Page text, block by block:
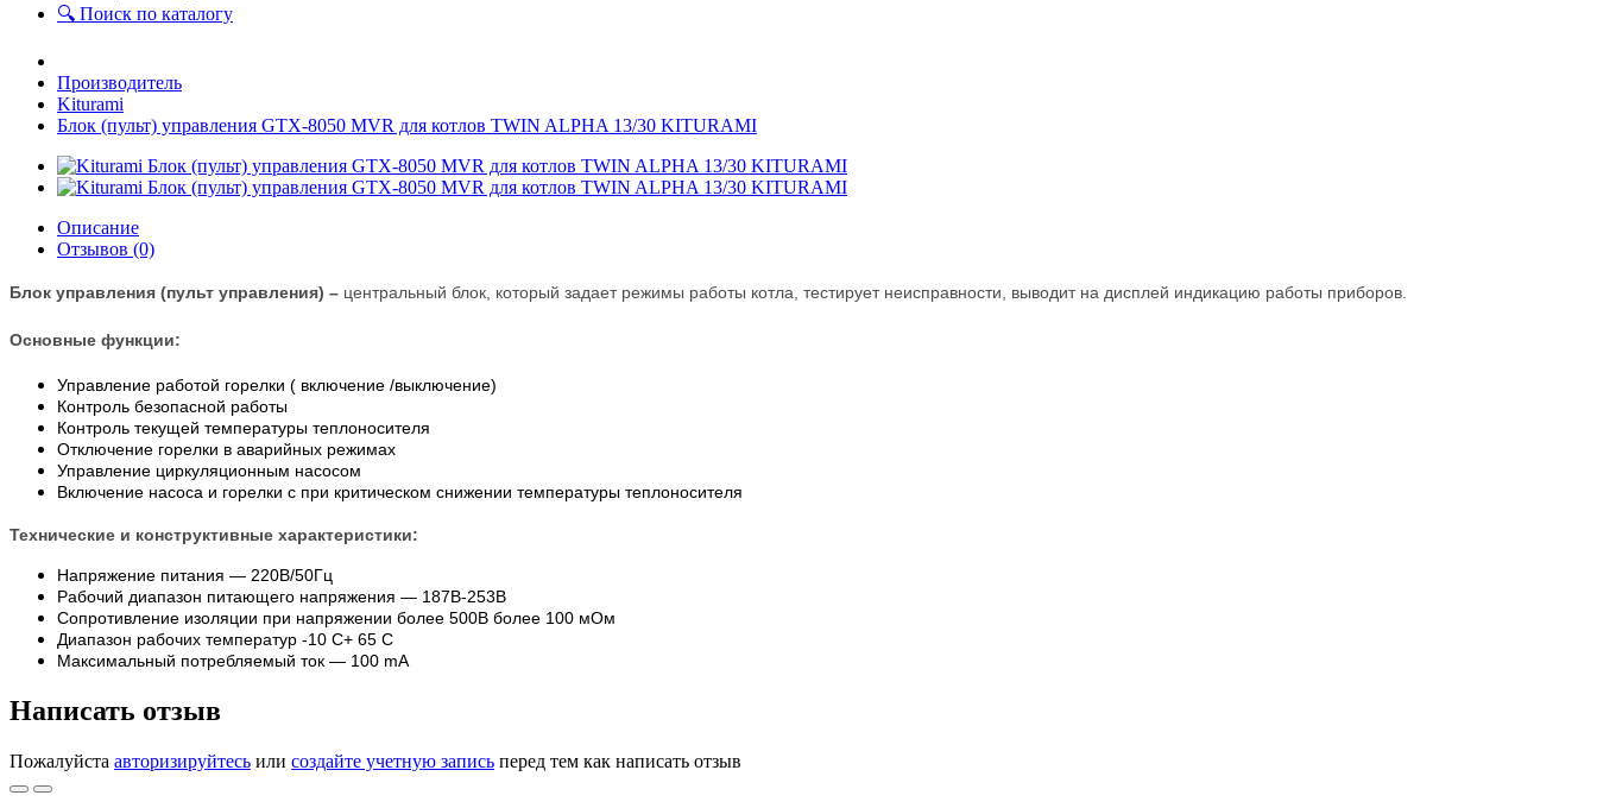
🔍 Поиск по каталогу
Производитель
Kiturami
Блок (пульт) управления GTX-8050 MVR для котлов TWIN ALPHA 13/30 KITURAMI
Описание
Отзывов (0)
Блок управления (пульт управления) – центральный блок, который задает режимы работы котла, тестирует неисправности, выводит на дисплей индикацию работы приборов.
Основные функции:
Управление работой горелки ( включение /выключение)
Контроль безопасной работы
Контроль текущей температуры теплоносителя
Отключение горелки в аварийных режимах
Управление циркуляционным насосом
Включение насоса и горелки с при критическом снижении температуры теплоносителя
Технические и конструктивные характеристики:
Напряжение питания — 220В/50Гц
Рабочий диапазон питающего напряжения — 187В-253В
Сопротивление изоляции при напряжении более 500В более 100 мОм
Диапазон рабочих температур -10 С+ 65 С
Максимальный потребляемый ток — 100 mA
Написать отзыв
Пожалуйста авторизируйтесь или создайте учетную запись перед тем как написать отзыв